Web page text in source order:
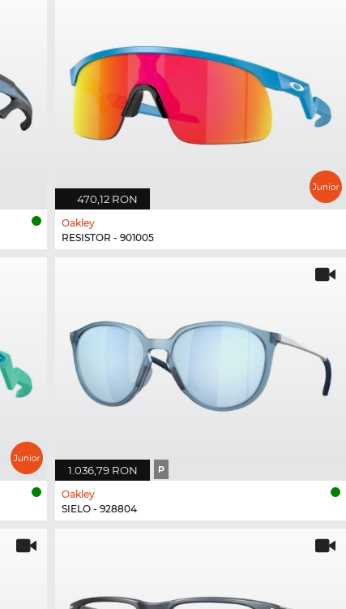
470,12 RON
Oakley
RESISTOR - 901005
1.036,79 RON P
Oakley
SIELO - 928804